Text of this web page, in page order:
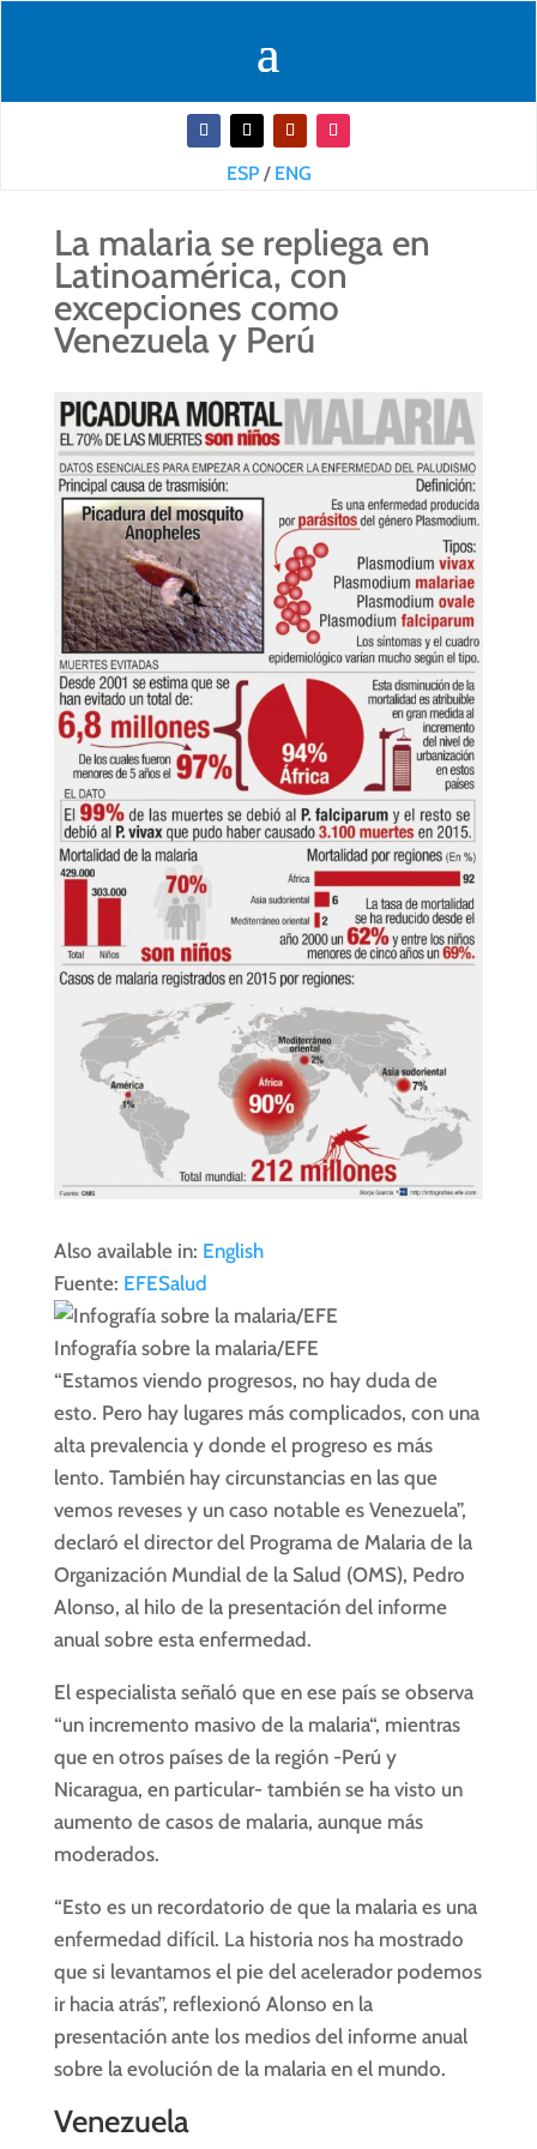
ESP/ ENG
La malaria se repliega en
Latinoamérica, con
excepciones como
Venezuela y Perú
Also available in: English
Fuente: EFESalud
Infografía sobre la malaria/EFE
“Estamos viendo progresos, no hay duda de
esto. Pero hay lugares más complicados, con una
alta prevalencia y donde el progreso es más
lento. También hay circunstancias en las que
vemos reveses y un caso notable es Venezuela”,
declaró el director del Programa de Malariade la
Organización Mundial de la Salud (OMS), Pedro
Alonso, al hilo de la presentación del informe
anual sobre esta enfermedad.
El especialista señaló que en ese país se observa
“un incremento masivo de la malaria“, mientras
que en otros países de la región -Perú y
Nicaragua, en particular- también se ha visto un
aumento de casos de malaria, aunque más
moderados.
“Esto es un recordatorio de que la malariaes una
enfermedad difícil. La historia nos ha mostrado
que si levantamos el pie del acelerador podemos
ir hacia atrás”, reflexionó Alonso en la
presentación ante los medios del informe anual
sobre la evolución de la malariaen el mundo.
Venezuela